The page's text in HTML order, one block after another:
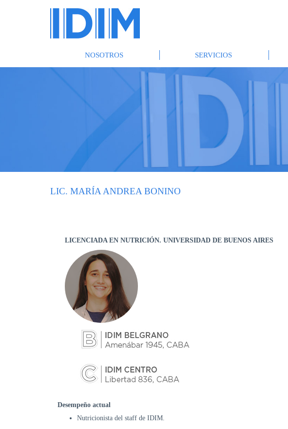
NOSOTROS SERVICIOS
LIC. MARÍA ANDREA BONINO
LICENCIADA EN NUTRICIÓN. UNIVERSIDAD DE BUENOS AIRES
Desempeño actual
Nutricionista del staff de IDIM.